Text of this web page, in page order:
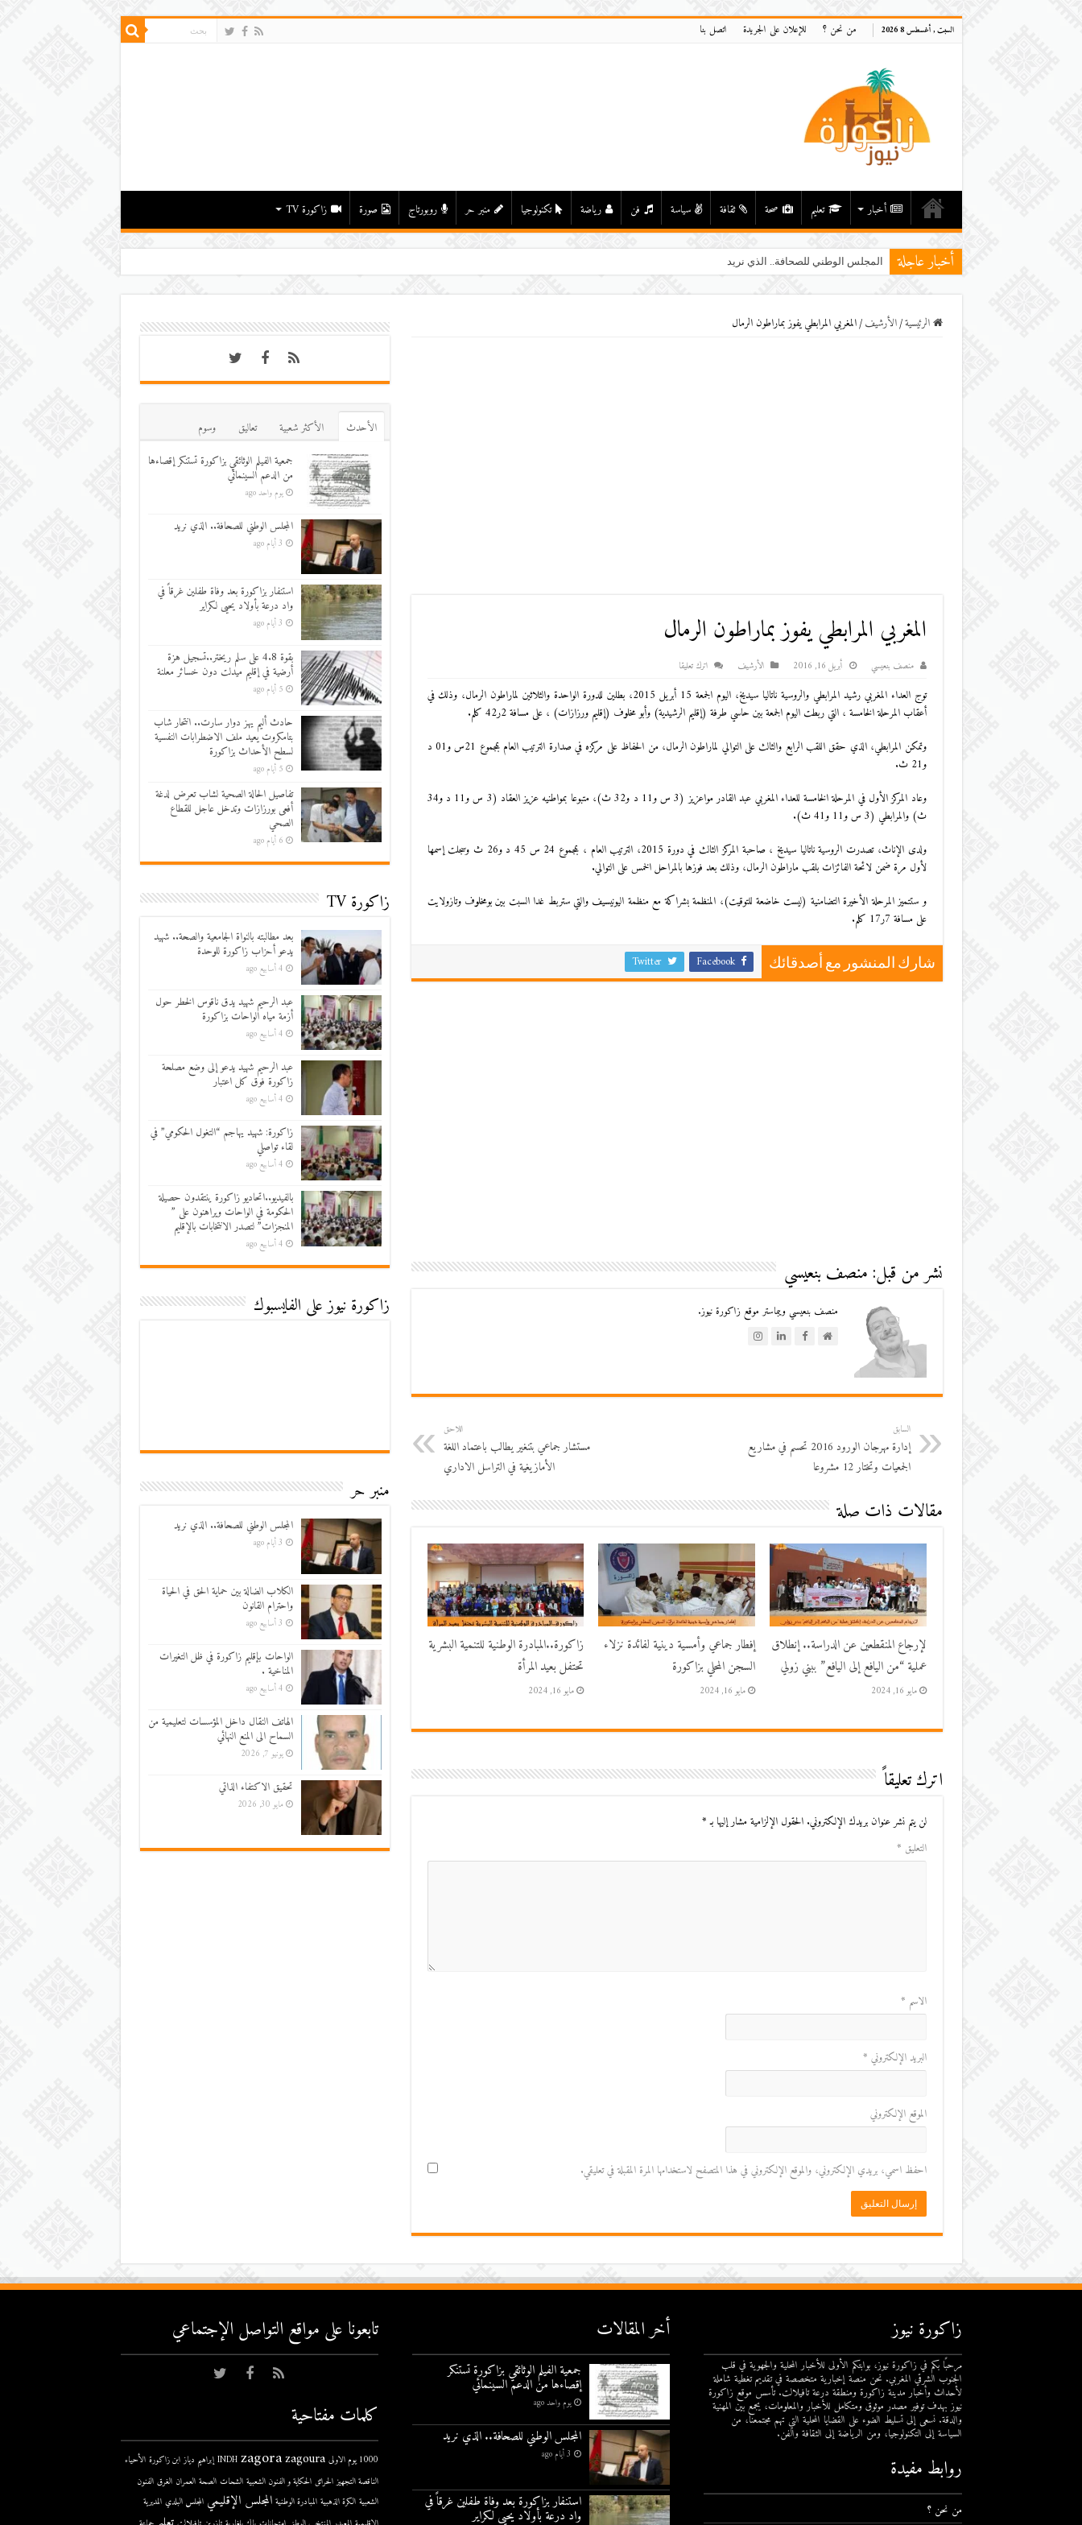
السبت , أغسطس 8 2026 من نحن ؟ للإعلان على الجريدة اتصل بنا
أخبار تعليم صحة ثقافة سياسة فن رياضة تكنولوجيا منبر حر روبورتاج صورة زاكورة TV
أخبار عاجلة المجلس الوطني للصحافة.. الذي نريد
الرئيسية/اﻷرشيف/المغربي المرابطي يفوز بماراطون الرمال
المغربي المرابطي يفوز بماراطون الرمال
منصف بنعيسي أبريل 16, 2016 اﻷرشيف اترك تعليقا
توج العداء المغربي رشيد المرابطي والروسية ناتاليا سيديخ، اليوم الجمعة 15 أبريل 2015، بطلين للدورة الواحدة والثلاثين لماراطون الرمال، وذلك في
أعقاب المرحلة الخامسة ، التي ربطت اليوم الجمعة بين حاسي طرفة (إقليم الرشيدية) وأبو مخلوف (إقليم ورزازات) ، على مسافة 2ر42 كلم.
وتمكن المرابطي، الذي حقق اللقب الرابع والثالث على التوالي لماراطون الرمال، من الحفاظ على مركزه في صدارة الترتيب العام بمجموع 21س و01 د
و21 ث.
وعاد المركز الأول في المرحلة الخامسة للعداء المغربي عبد القادر مواعزيز (3 س و11 د و32 ث)، متبوعا بمواطنيه عزيز العقاد (3 س و11 د و34
ث) والمرابطي (3 س و11 و41 ث).
ولدى الإناث، تصدرت الروسية ناتاليا سيديخ ، صاحبة المركز الثالث في دورة 2015، الترتيب العام ، بمجموع 24 س 45 د و26 ث وسجلت إسمها
لأول مرة ضمن لائحة الفائزات بلقب ماراطون الرمال، وذلك بعد فوزها بالمراحل الخمس على التوالي.
و ستتميز المرحلة الأخيرة التضامنية (ليست خاضعة للتوقيت)، المنظمة بشراكة مع منظمة اليونيسيف والتي ستربط غدا السبت بين بومخلوف وتازولايت
على مسافة 7ر17 كلم.
شارك المنشور مع أصدقائك Facebook
Twitter
نشر من قبل: منصف بنعيسي
منصف بنعيسي ويبماستر موقع زاكورة نيوز.
السابق
إدارة مهرجان الورود 2016 تحسم في مشاريع
الجمعيات وتختار 12 مشروعا
اللاحق
مستشار جماعي بتنغير يطالب باعتماد اللغة
الأمازيغية في التراسل الاداري
مقالات ذات صلة
لإرجاع المنقطعين عن الدراسة.. إنطلاق
عملية “من اليافع إلى اليافع” ببني زولي
مايو 16, 2024
إفطار جماعي وأمسية دينية لفائدة نزلاء
السجن المحلي بزاكورة
مايو 16, 2024
زاكورة..المبادرة الوطنية للتنمية البشرية
تحتفل بعيد المرأة
مايو 16, 2024
اترك تعليقاً
لن يتم نشر عنوان بريدك الإلكتروني. الحقول الإلزامية مشار إليها بـ*
التعليق *
الاسم *
البريد الإلكتروني *
الموقع الإلكتروني
احفظ اسمي، بريدي الإلكتروني، والموقع الإلكتروني في هذا المتصفح لاستخدامها المرة المقبلة في تعليقي.
اﻷحدث اﻷكثر شعبية تعاليق
وسوم
جمعية الفيلم الوثائقي بزاكورة تستنكر إقصاءها
من الدعم السينمائي
يوم واحد ago
المجلس الوطني للصحافة.. الذي نريد
3 أيام ago
استنفار بزاكورة بعد وفاة طفلين غرقاً في
واد درعة بأولاد يحيى لكراير
3 أيام ago
بقوة 4.8 على سلم ريختر..تسجيل هزة
أرضية في إقليم ميدلت دون خسائر معلنة
5 أيام ago
حادث أليم يهز دوار سارت.. انتحار شاب
بتامكروت يعيد ملف الاضطرابات النفسية
لسطح الأحداث بزاكورة
5 أيام ago
تفاصيل الحالة الصحية لشاب تعرض لدغة
أفعى بورزازات وتدخل عاجل للقطاع
الصحي
6 أيام ago
زاكورة TV
بعد مطالبته بالنواة الجامعية والصحة.. شهيد
يدعو أحزاب زاكورة للوحدة
4 أسابيع ago
عبد الرحيم شهيد يدق ناقوس الخطر حول
أزمة مياه الواحات بزاكورة
4 أسابيع ago
عبد الرحيم شهيد يدعو إلى وضع مصلحة
زاكورة فوق كل اعتبار
4 أسابيع ago
زاكورة: شهيد يهاجم “التغول الحكومي” في
لقاء تواصلي
4 أسابيع ago
بالفيديو..اتحاديو زاكورة ينتقدون حصيلة
الحكومة في الواحات ويراهنون على ”
المنجزات” لتصدر الانتخابات بالإقليم
4 أسابيع ago
زاكورة نيوز على الفايسبوك
منبر حر
المجلس الوطني للصحافة.. الذي نريد
3 أيام ago
الكلاب الضالة بين حماية الحق في الحياة
واحترام القانون
3 أسابيع ago
الواحات بإقليم زاكورة في ظل التغيرات
المناخية .
4 أسابيع ago
الهاتف النقال داخل المؤسسات لتعليمية من
السماح الى المنع النهائي
يونيو 7, 2026
تحقيق الاكتفاء الذاتي
مايو 30, 2026
زاكورة نيوز
مرحبًا بكم في زاكورة نيوز، بوابتكم الأولى للأخبار المحلية والجهوية في قلب
الجنوب الشرقي المغربي. نحن منصة إخبارية متخصصة في تقديم تغطية شاملة
لأحداث وأخبار مدينة زاكورة ومنطقة درعة تافيلالت. تأسس موقع زاكورة
نيوز بهدف توفير مصدر موثوق ومتكامل للأخبار والمعلومات، يجمع بين المهنية
والدقة. نسعى إلى تسليط الضوء على القضايا المحلية التي تهم مجتمعنا، من
السياسة إلى التكنولوجيا، ومن الرياضة إلى الثقافة والفن.
روابط مفيدة
من نحن ؟
أخر المقالات
جمعية الفيلم الوثائقي بزاكورة تستنكر
إقصاءها من الدعم السينمائي
يوم واحد ago
المجلس الوطني للصحافة.. الذي نريد
3 أيام ago
استنفار بزاكورة بعد وفاة طفلين غرقاً في
واد درعة بأولاد يحيى لكراير
تابعونا على مواقع التواصل اﻹجتماعي
كلمات مفتاحية
1000 يوم الاولى INDH zagorazagoura إبراهيم دياز ابن زاكورة الأحياء
الناقصة التجهيز الحرائق الحكاية و الفنون الشعبية الشحات الصحة العمران الغرق الفنون
الشعبية الكرة الذهبية المبادرة الوطنية المجلس الإقليمي المجلس البلدي المديرية